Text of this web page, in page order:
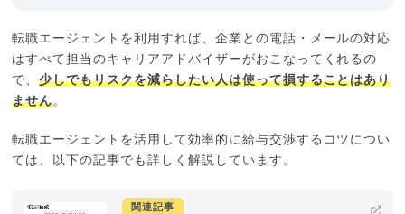
転職エージェントを利用すれば、企業との電話・メールの対応
はすべて担当のキャリアアドバイザーがおこなってくれるの
で、少しでもリスクを減らしたい人は使って損することはあり
ません。
転職エージェントを活用して効率的に給与交渉するコツについ
ては、以下の記事でも詳しく解説しています。
関連記事